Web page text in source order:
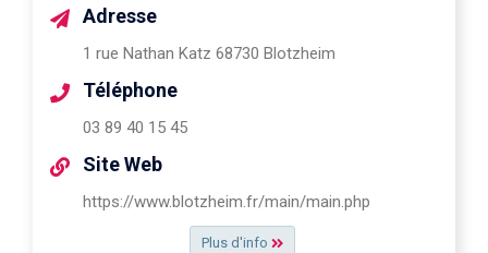
Plus d'info
Adresse
1 rue Nathan Katz 68730 Blotzheim
Téléphone
03 89 40 15 45
Site Web
https://www.blotzheim.fr/main/main.php